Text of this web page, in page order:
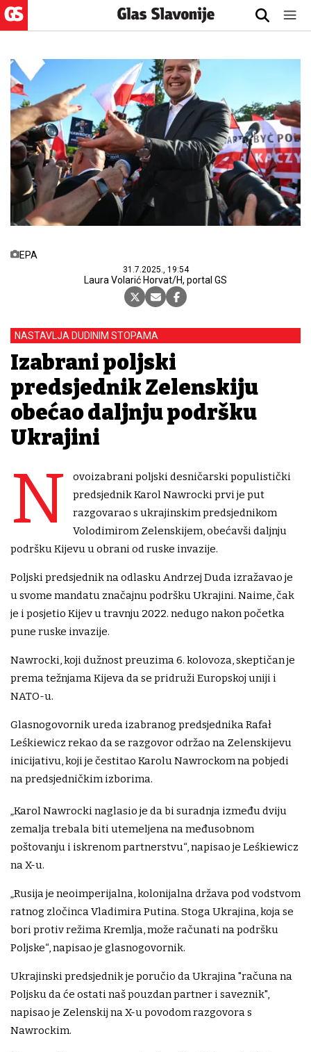
EPA
31.7.2025., 19:54
Laura Volarić Horvat/H, portal GS
NASTAVLJA DUDINIM STOPAMA
Izabrani poljski
predsjednik Zelenskiju
obećao daljnju podršku
Ukrajini
N
ovoizabrani poljski desničarski populistički
predsjednik Karol Nawrocki prvi je put
razgovarao s ukrajinskim predsjednikom
Volodimirom Zelenskijem, obećavši daljnju
podršku Kijevu u obrani od ruske invazije.
Poljski predsjednik na odlasku Andrzej Duda izražavao je
u svome mandatu značajnu podršku Ukrajini. Naime, čak
je i posjetio Kijev u travnju 2022. nedugo nakon početka
pune ruske invazije.
Nawrocki, koji dužnost preuzima 6. kolovoza, skeptičan je
prema težnjama Kijeva da se pridruži Europskoj uniji i
NATO-u.
Glasnogovornik ureda izabranog predsjednika Rafał
Leśkiewicz rekao da se razgovor održao na Zelenskijevu
inicijativu, koji je čestitao Karolu Nawrockom na pobjedi
na predsjedničkim izborima.
„Karol Nawrocki naglasio je da bi suradnja između dviju
zemalja trebala biti utemeljena na međusobnom
poštovanju i iskrenom partnerstvu“, napisao je Leśkiewicz
na X-u.
„Rusija je neoimperijalna, kolonijalna država pod vodstvom
ratnog zločinca Vladimira Putina. Stoga Ukrajina, koja se
bori protiv režima Kremlja, može računati na podršku
Poljske“, napisao je glasnogovornik.
Ukrajinski predsjednik je poručio da Ukrajina "računa na
Poljsku da će ostati naš pouzdan partner i saveznik",
napisao je Zelenskij na X-u povodom razgovora s
Nawrockim.